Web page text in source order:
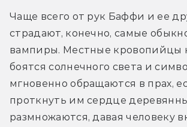
Чаще всего от рук Баффи и ее
страдают, конечно, самые
вампиры. Местные кровопийцы
боятся солнечного света и
мгновенно обращаются в прах,
проткнуть им сердце
размножаются, давая человеку